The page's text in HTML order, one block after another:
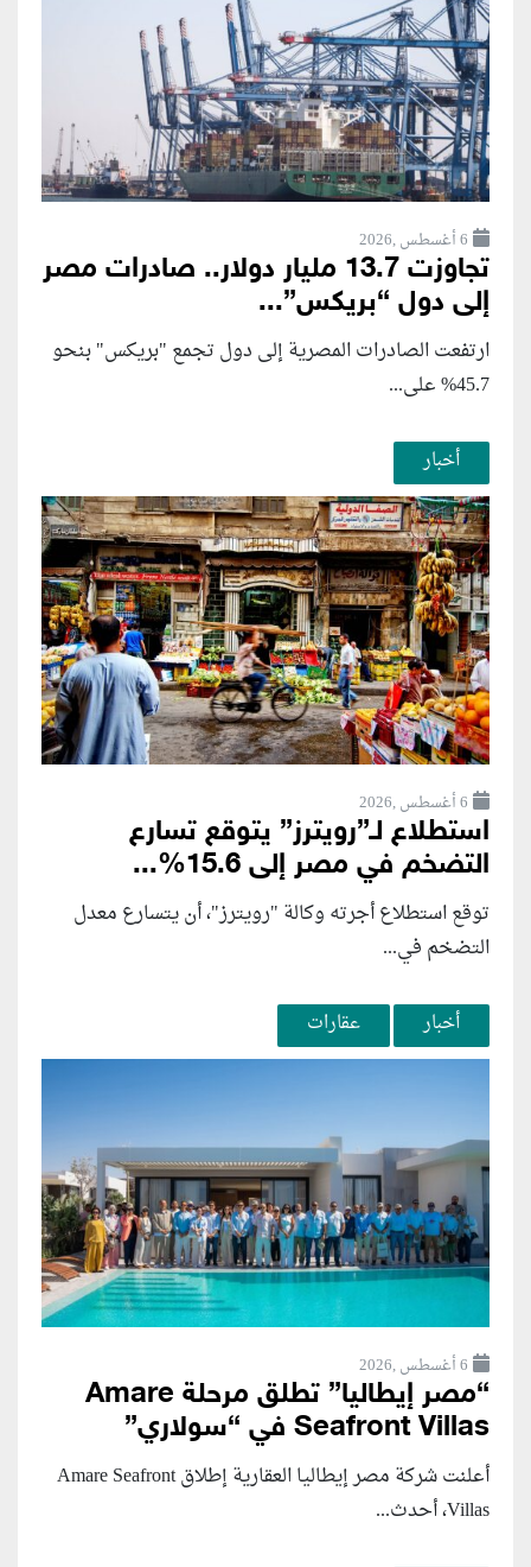
6 أغسطس ,2026
تجاوزت 13.7 مليار دولار.. صادرات مصر
إلى دول “بريكس”...
ارتفعت الصادرات المصرية إلى دول تجمع "بريكس" بنحو
45.7% على...
أخبار
6 أغسطس ,2026
استطلاع لـ”رويترز” يتوقع تسارع
التضخم في مصر إلى 15.6%...
توقع استطلاع أجرته وكالة "رويترز"، أن يتسارع ‌معدل
التضخم في...
أخبار عقارات
6 أغسطس ,2026
“مصر إيطاليا” تطلق مرحلة Amare
Seafront Villas في “سولاري”
أعلنت شركة مصر إيطاليا العقارية إطلاق Amare Seafront
Villas، أحدث...